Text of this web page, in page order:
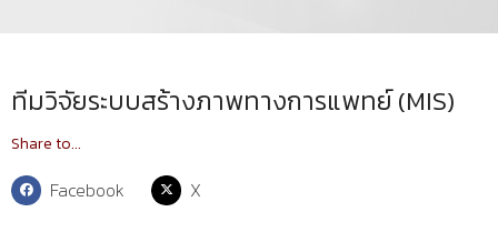
ทีมวิจัยระบบสร้างภาพทางการแพทย์ (MIS)
Share to...
Facebook X